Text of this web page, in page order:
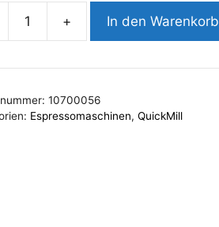
+ In den Warenkorb
10700056
Espressomaschinen, QuickMill